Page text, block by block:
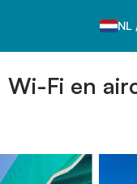
NL
Wi-Fi en